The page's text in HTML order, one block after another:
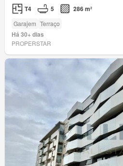
T4 5 286 m²
Garajem Terraço
Há 30+ dias
PROPERSTAR